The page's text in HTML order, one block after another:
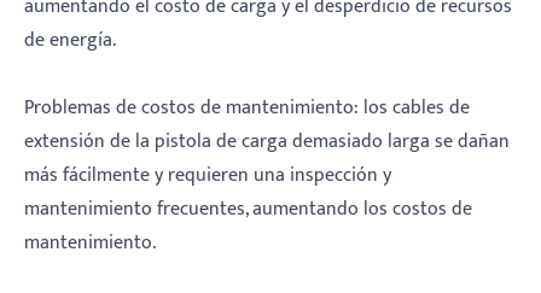
aumentando el costo de carga y el desperdicio de recursos
de energía.
Problemas de costos de mantenimiento: los cables de
extensión de la pistola de carga demasiado larga se dañan
más fácilmente y requieren una inspección y
mantenimiento frecuentes, aumentando los costos de
mantenimiento.